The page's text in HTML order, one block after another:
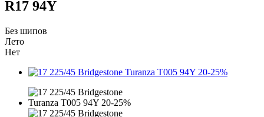
R17 94Y
Без шипов
Лето
Нет